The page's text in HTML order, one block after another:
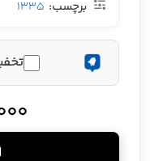
برچسب: 1335